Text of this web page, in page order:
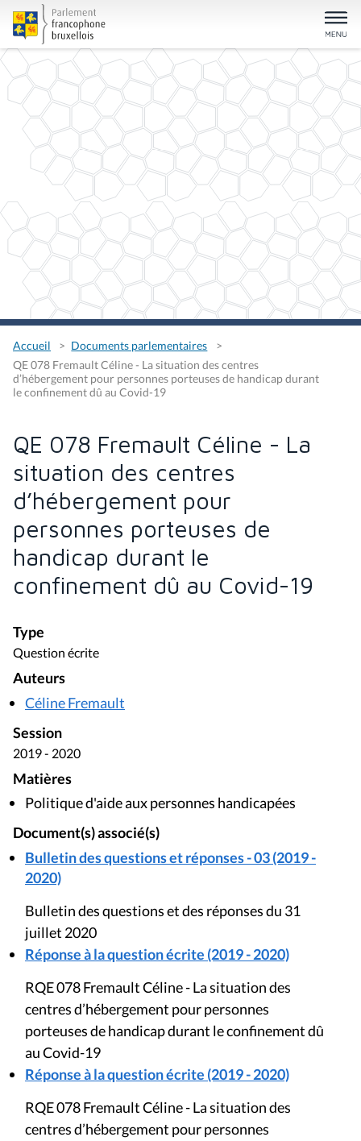
Accueil
Documents parlementaires
QE 078 Fremault Céline - La situation des centres
d’hébergement pour personnes porteuses de handicap durant
le confinement dû au Covid-19
QE 078 Fremault Céline - La
situation des centres
d’hébergement pour
personnes porteuses de
handicap durant le
confinement dû au Covid-19
Type
Question écrite
Auteurs
Céline Fremault
Session
2019 - 2020
Matières
Politique d'aide aux personnes handicapées
Document(s) associé(s)
Bulletin des questions et réponses - 03 (2019 -
2020)
Bulletin des questions et des réponses du 31
juillet 2020
Réponse à la question écrite (2019 - 2020)
RQE 078 Fremault Céline - La situation des
centres d’hébergement pour personnes
porteuses de handicap durant le confinement dû
au Covid-19
Réponse à la question écrite (2019 - 2020)
RQE 078 Fremault Céline - La situation des
centres d’hébergement pour personnes